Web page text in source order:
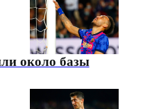
около базы